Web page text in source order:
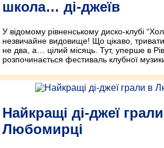
школа… ді-джеїв
У відомому рівненському диско-клубі
незвичайне видовище! Що цікаво,
не два, а… цілий місяць. Тут, уперше в
розпочинається фестиваль клубної
Найкращі ді-джеї
Любомирці